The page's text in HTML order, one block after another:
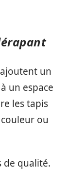
un
un espace
les tapis
ou
de qualité.